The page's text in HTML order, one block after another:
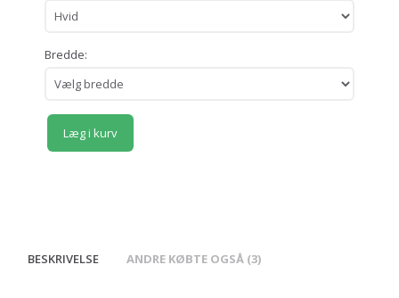
Bredde:
Læg i kurv
BESKRIVELSE ANDRE KØBTE OGSÅ (3)